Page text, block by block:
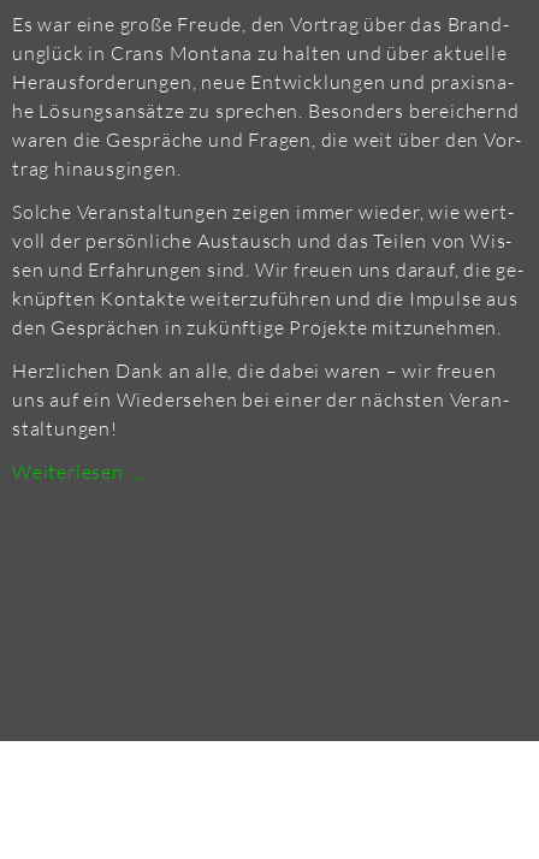
Es war eine große Freu­de, den Vor­trag über das Brand­
un­glück in Crans Mon­ta­na zu hal­ten und über ak­tu­el­le
Her­aus­for­de­run­gen, neue Ent­wick­lun­gen und pra­xis­na­
he Lö­sungs­an­sät­ze zu spre­chen. Be­son­ders be­rei­chernd
waren die Ge­sprä­che und Fra­gen, die weit über den Vor­
trag hin­aus­gin­gen.
Sol­che Ver­an­stal­tun­gen zei­gen immer wie­der, wie wert­
voll der per­sön­li­che Aus­tausch und das Tei­len von Wis­
sen und Er­fah­run­gen sind. Wir freu­en uns dar­auf, die ge­
knüpf­ten Kon­tak­te wei­ter­zu­füh­ren und die Im­pul­se aus
den Ge­sprä­chen in zu­künf­ti­ge Pro­jek­te mit­zu­neh­men.
Herz­li­chen Dank an alle, die dabei waren – wir freu­en
uns auf ein Wie­der­se­hen bei einer der nächs­ten Ver­an­
stal­tun­gen!
Wei­ter­le­sen …